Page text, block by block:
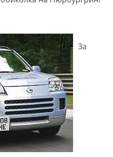
За